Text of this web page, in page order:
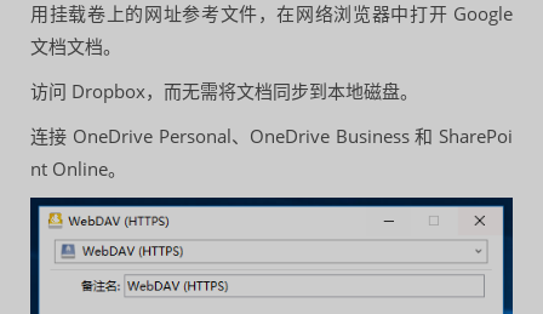
用挂载卷上的网址参考文件，在网络浏览器中打开 Google
文档文档。
访问 Dropbox，而无需将文档同步到本地磁盘。
连接 OneDrive Personal、OneDrive Business 和 SharePoi
nt Online。